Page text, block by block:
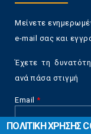
Μείνετε
e-mail σας και
Έχετε τη
ανά πάσα στιγμή
Email *
ΠΟΛΙΤΙΚΗ ΧΡΗΣΗΣ